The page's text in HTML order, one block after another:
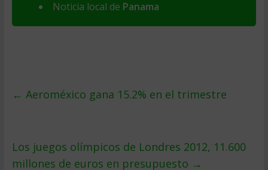
Noticia local de Panama
← Aeroméxico gana 15.2% en el trimestre
Los juegos olímpicos de Londres 2012, 11.600
millones de euros en presupuesto →